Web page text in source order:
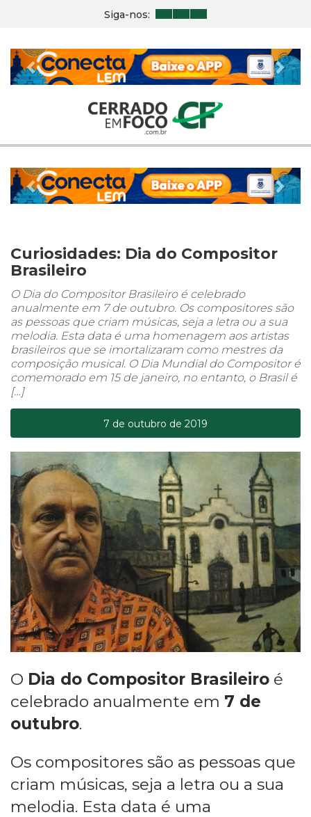
Siga-nos:
Previous Next
Previous Next
Curiosidades: Dia do Compositor
Brasileiro
O Dia do Compositor Brasileiro é celebrado
anualmente em 7 de outubro. Os compositores são
as pessoas que criam músicas, seja a letra ou a sua
melodia. Esta data é uma homenagem aos artistas
brasileiros que se imortalizaram como mestres da
composição musical. O Dia Mundial do Compositor é
comemorado em 15 de janeiro, no entanto, o Brasil é
[…]
7 de outubro de 2019
O Dia do Compositor Brasileiro é
celebrado anualmente em 7 de
outubro.
Os compositores são as pessoas que
criam músicas, seja a letra ou a sua
melodia. Esta data é uma